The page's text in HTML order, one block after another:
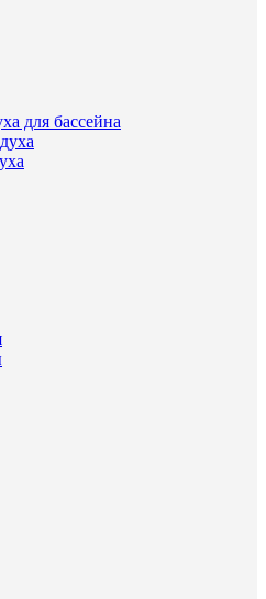
для бассейна